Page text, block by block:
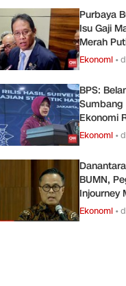
Purbaya
Isu Gaji
Merah
Ekonomi •
BPS:
Sumbang
Ekonomi
Ekonomi •
BUMN,
Injourney
Ekonomi •